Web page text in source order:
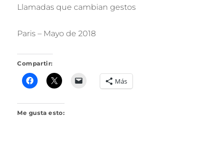
Llamadas que cambian gestos
Paris – Mayo de 2018
Compartir:
Más
Me gusta esto: